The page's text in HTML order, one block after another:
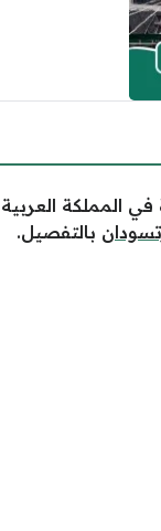
المملكة
بالتفصيل.